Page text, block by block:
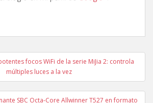
focos WiFi de la serie MiJia 2: controla
múltiples luces a la vez
SBC Octa-Core Allwinner T527 en formato